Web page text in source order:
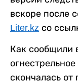
вскоре после
Liter.kz со
Как сообщили
скончалась